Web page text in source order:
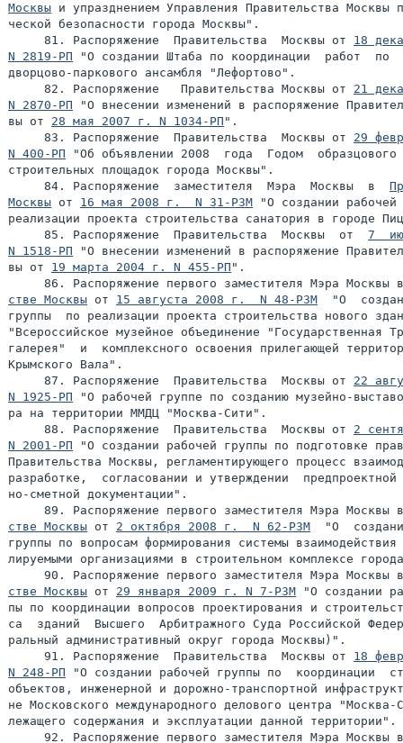
Москвы и упразднением Управления Правительства Москвы
ческой безопасности города Москвы".
     81. Распоряжение  Правительства  Москвы от
18
N 2819-РП "О создании Штаба по координации  работ  по
дворцово-паркового ансамбля "Лефортово".
     82. Распоряжение   Правительства Москвы от
21
N 2870-РП "О внесении изменений в распоряжение
вы от 28 мая 2007 г. N 1034-РП ".
     83. Распоряжение  Правительства  Москвы от
29
N 400-РП "Об объявлении 2008  года  Годом  образцового
строительных площадок города Москвы".
     84. Распоряжение  заместителя  Мэра  Москвы  в
Москвы от 16 мая 2008 г.  N 31-РЗМ "О создании
реализации проекта строительства санатория в городе
     85. Распоряжение  Правительства  Москвы  от
7
N 1518-РП "О внесении изменений в распоряжение
вы от 19 марта 2004 г. N 455-РП ".
86. Распоряжение первого заместителя Мэра Москвы
стве Москвы от 15 августа 2008 г.  N 48-РЗМ
"О
группы  по реализации проекта строительства нового
"Всероссийское музейное объединение "Государственная
галерея"  и  комплексного освоения прилегающей
     87. Распоряжение  Правительства  Москвы от
22
N 1925-РП "О рабочей группе по созданию музейно-
ра на территории ММДЦ "Москва-Сити".
     88. Распоряжение  Правительства  Москвы от
2
N 2001-РП "О создании рабочей группы по подготовке
Правительства Москвы, регламентирующего процесс
разработке,  согласовании и утверждении
но-сметной документации".
89. Распоряжение первого заместителя Мэра Москвы
стве Москвы от 2 октября 2008 г.  N 62-РЗМ
"О
группы по вопросам формирования системы
лируемыми организациями в строительном комплексе
90. Распоряжение первого заместителя Мэра Москвы
стве Москвы от 29 января 2009 г. N 7-РЗМ "О создании
пы по координации вопросов проектирования и
са  зданий  Высшего  Арбитражного Суда Российской
ральный административный округ города Москвы)".
     91. Распоряжение  Правительства  Москвы от
18
N 248-РП "О создании рабочей группы по  координации
объектов, инженерной и дорожно-транспортной
не Московского международного делового центра
лежащего содержания и эксплуатации данной территории".
92. Распоряжение первого заместителя Мэра Москвы